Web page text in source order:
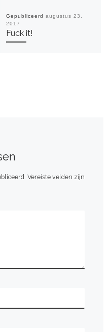
Gepubliceerd augustus 23,
2017
Fuck it!
Vereiste velden zijn